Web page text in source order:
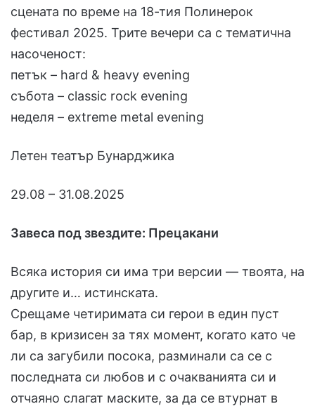
сцената по време на 18-тия Полинерок
фестивал 2025. Трите вечери са с тематична
насоченост:
петък – hard & heavy evening
събота – classic rock evening
неделя – extreme metal evening
Летен театър Бунарджика
29.08 – 31.08.2025
Завеса под звездите: Прецакани
Всяка история си има три версии — твоята, на
другите и… истинската.
Срещаме четиримата си герои в един пуст
бар, в кризисен за тях момент, когато като че
ли са загубили посока, разминали са се с
последната си любов и с очакванията си и
отчаяно слагат маските, за да се втурнат в